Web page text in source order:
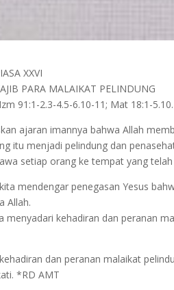
XXVI
PARA MALAIKAT PELINDUNG
91:1-2.3-4.5-6.10-11; Mat 18:1-5.10.
ajaran imannya bahwa Allah
itu menjadi pelindung dan
setiap orang ke tempat yang
mendengar penegasan Yesus
Allah.
menyadari kehadiran dan peranan
dan peranan malaikat
*RD AMT